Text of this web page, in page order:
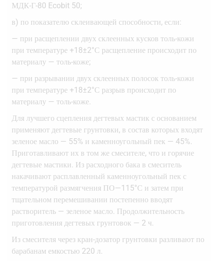
МДК-Г-80 Ecobit 50;
в) по показателю склеивающей способности, если:
— при расщеплении двух склеенных кусков толь-кожи
при температуре +18±2°С расщепление происходит по
материалу — толь-коже;
— при разрывании двух склеенных полосок толь-кожи
при температуре +18±2°С разрыв происходит по
материалу — толь-коже.
Для лучшего сцепления дегтевых мастик с основанием
применяют дегтевые грунтовки, в состав которых входят
зеленое масло — 55% и каменноугольный пек — 45%.
Приготавливают их в том же смесителе, что и горячие
дегтевые мастики. Из расходного бака в смеситель
накачивают расплавленный каменноугольный пек с
температурой размягчения ПО—115°С и затем при
тщательном перемешивании постепенно вводят
растворитель — зеленое масло. Продолжительность
приготовления дегтевых грунтовок — 2 ч.
Из смесителя через кран-дозатор грунтовки разливают по
барабанам емкостью 220 л.